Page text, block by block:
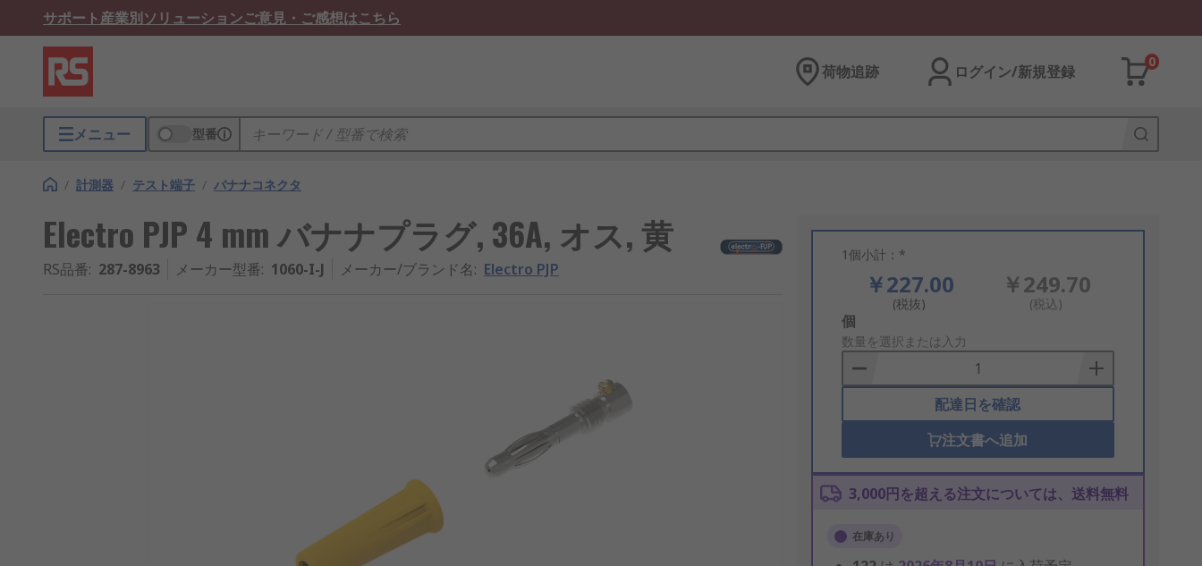
サポート産業別ソリューションご意見・ご感想はこちら
荷物追跡 ログイン/新規登録
0
メニュー 型番
/ 計測器 / テスト端子 / バナナコネクタ
Electro PJP 4 mm バナナプラグ, 36A, オス, 黄
RS品番: 287-8963 メーカー型番: 1060-I-J メーカー/ブランド名: Electro PJP
1個小計：*
￥227.00
(税抜)
￥249.70
(税込)
Add
to
Basket
個
数量を選択または入力
配達日を確認
注文書へ追加
3,000円を超える注文については、送料無料
在庫あり